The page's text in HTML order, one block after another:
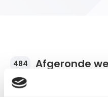
484 Afgeronde